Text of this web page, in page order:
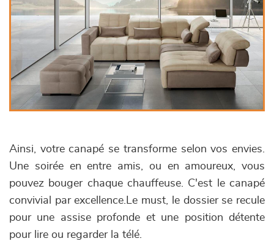
Ainsi, votre canapé se transforme selon vos envies.
Une soirée en entre amis, ou en amoureux, vous
pouvez bouger chaque chauffeuse. C'est le canapé
convivial par excellence.Le must, le dossier se recule
pour une assise profonde et une position détente
pour lire ou regarder la télé.